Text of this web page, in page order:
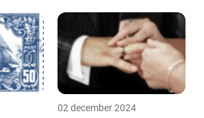
02 december 2024